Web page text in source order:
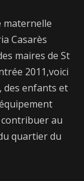
maternelle
Casarès
maires de St
2011,voici
des enfants et
contribuer au
quartier du